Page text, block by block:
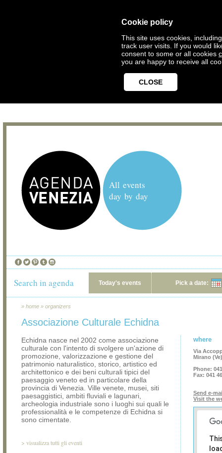
Cookie policy
This site uses cookies,
track user visits. If you would
consent to some or all cookies
you are happy to receive all
CLOSE
All events
day by day
Search in agenda Today's events Pick a date:
» home » organizers
Associazione Culturale Echidna
Echidna nasce nel 2002 come associazione
culturale con l'intento di svolgere un'azione di
promozione, valorizzazione e gestione del
patrimonio naturalistico, storico, artistico ed
architettonico e dei beni culturali tipici del
paesaggio veneto ed in particolare della
provincia di Venezia. Ville venete, musei, siti
paesaggistici, ambiti fluviali e lagunari,
archeologia industriale sono i luoghi sui quali le
professionalità e le competenze di Echidna si
sono cimentate.
> visualizza tutti gli eventi
where
Via
Mirano (Ve)
Phone:
Fax: 041
Send e-
Visit the